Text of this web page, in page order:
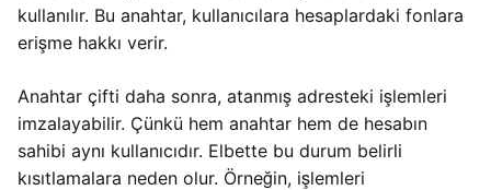
kullanılır. Bu anahtar, kullanıcılara hesaplardaki fonlara
erişme hakkı verir.
Anahtar çifti daha sonra, atanmış adresteki işlemleri
imzalayabilir. Çünkü hem anahtar hem de hesabın
sahibi aynı kullanıcıdır. Elbette bu durum belirli
kısıtlamalara neden olur. Örneğin, işlemleri